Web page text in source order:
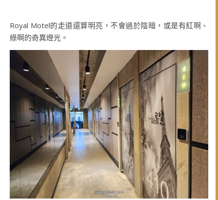
Royal Motel的走道還算明亮，不會過於陰暗，或是有紅啊、
綠啊的奇異燈光。